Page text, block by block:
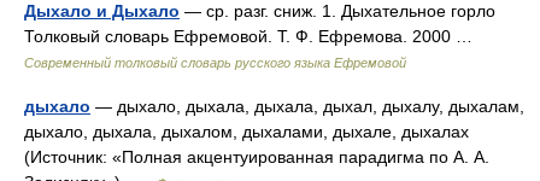
Дыхало и Дыхало — ср. разг. сниж. 1. Дыхательное горло
Толковый словарь Ефремовой. Т. Ф. Ефремова. 2000 …
Современный толковый словарь русского языка Ефремовой
дыхало — дыхало, дыхала, дыхала, дыхал, дыхалу, дыхалам,
дыхало, дыхала, дыхалом, дыхалами, дыхале, дыхалах
(Источник: «Полная акцентуированная парадигма по А. А.